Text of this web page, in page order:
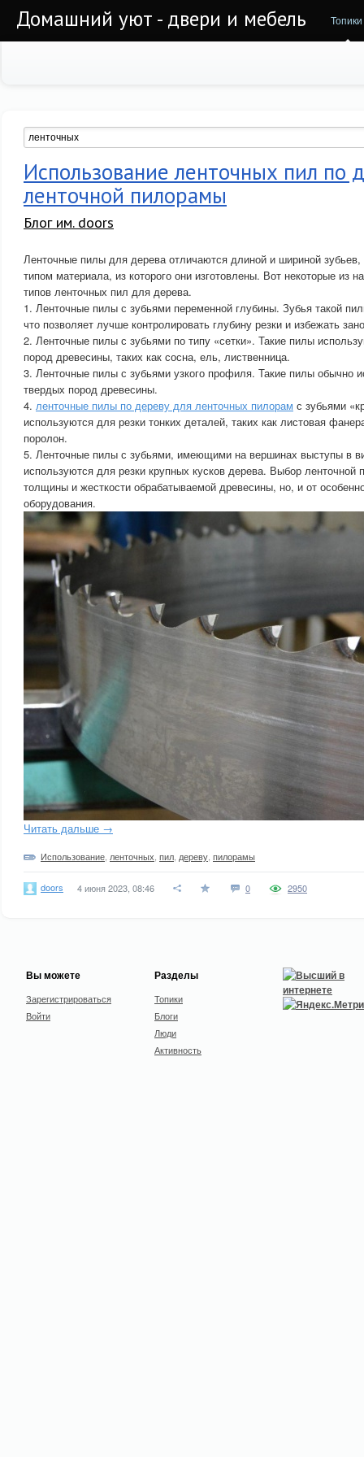
Домашний уют - двери и мебель Топики
Использование ленточных пил по
ленточной пилорамы
Блог им. doors
Ленточные пилы для дерева отличаются длиной и шириной
типом материала, из которого они изготовлены. Вот некоторые из
типов ленточных пил для дерева.
1. Ленточные пилы с зубьями переменной глубины. Зубья такой
что позволяет лучше контролировать глубину резки и избежать
2. Ленточные пилы с зубьями по типу «сетки». Такие пилы
пород древесины, таких как сосна, ель, лиственница.
3. Ленточные пилы с зубьями узкого профиля. Такие пилы обычно
твердых пород древесины.
4. ленточные пилы по дереву для ленточных пилорам с зубьями
используются для резки тонких деталей, таких как листовая
поролон.
5. Ленточные пилы с зубьями, имеющими на вершинах выступы в
используются для резки крупных кусков дерева. Выбор ленточной
толщины и жесткости обрабатываемой древесины, но, и от
оборудования.
Читать дальше →
Использование ленточных пил дереву пилорамы
doors 4 июня 2023, 08:46 0 2950
Вы можете
Зарегистрироваться
Войти
Разделы
Топики
Блоги
Люди
Активность